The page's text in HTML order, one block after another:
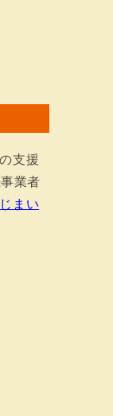
支援
業者
まい